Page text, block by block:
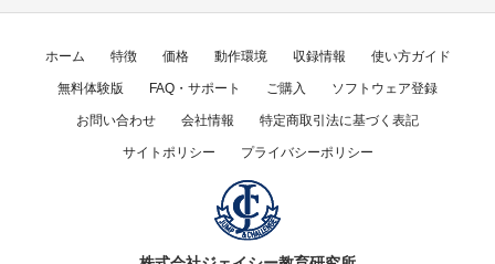
ホーム 特徴 価格 動作環境 収録情報 使い方ガイド
無料体験版 FAQ・サポート ご購入 ソフトウェア登録
お問い合わせ 会社情報 特定商取引法に基づく表記
サイトポリシー プライバシーポリシー